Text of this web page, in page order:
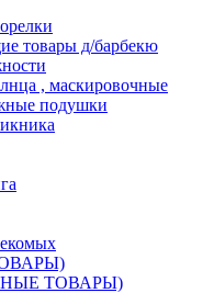
товары д/барбекю
, маскировочные
подушки
ТОВАРЫ)